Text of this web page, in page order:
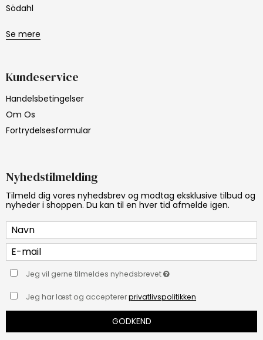
Södahl
Se mere
Kundeservice
Handelsbetingelser
Om Os
Fortrydelsesformular
Nyhedstilmelding
Tilmeld dig vores nyhedsbrev og modtag eksklusive tilbud og
nyheder i shoppen. Du kan til en hver tid afmelde igen.
Jeg vil gerne tilmeldes nyhedsbrevet
Jeg har læst og acceptererprivatlivspolitikken
GODKEND